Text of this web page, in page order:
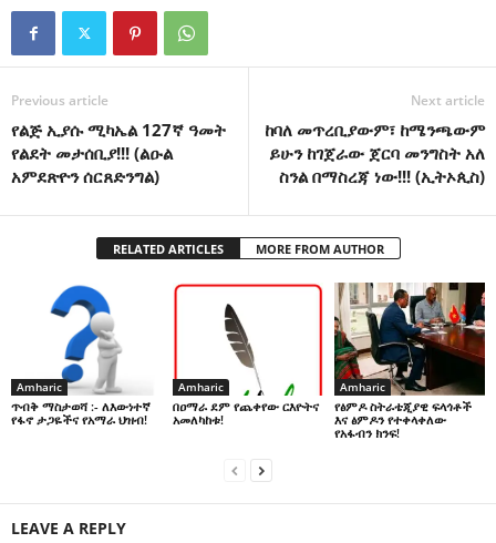
Previous article
የልጅ ኢያሱ ሚካኤል 127ኛ ዓመት
የልደት መታሰቢያ!!! (ልዑል
አምደጽዮን ሰርጸድንግል)
Next article
ከባለ መጥረቢያውም፣ ከሜንጫውም
ይሁን ከገጀራው ጀርባ መንግስት አለ
ስንል በማስረጃ ነው!!! (ኢትኦጲስ)
RELATED ARTICLES MORE FROM AUTHOR
Amharic
ጥብቅ ማስታወሻ :- ለእውነተኛ
የፋኖ ታጋዬችና የአማራ ህዝብ!
Amharic
በዐማራ ደም የጨቀየው ርእዮትና
አመለካከቱ!
Amharic
የፅምዶ ስትራቴጂያዊ ፍላጎቶች
እና ፅምዶን የተቀላቀለው
የአፋብን ክንፍ!
LEAVE A REPLY